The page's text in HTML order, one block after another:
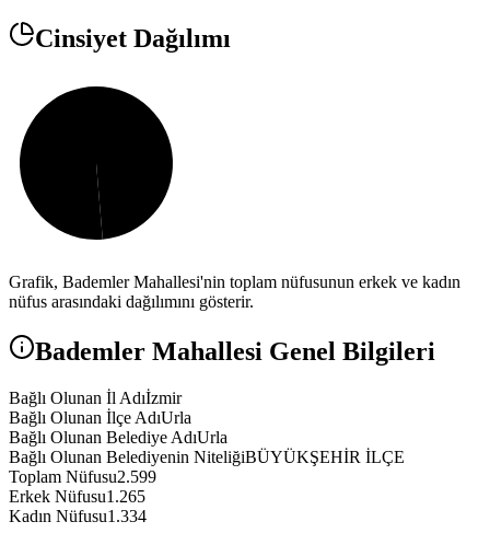
Cinsiyet Dağılımı
Grafik, BademlerMahallesi'nin toplam nüfusunun erkek ve kadın
nüfus arasındaki dağılımını gösterir.
Bademler Mahallesi Genel Bilgileri
Bağlı Olunan İl Adıİzmir
Bağlı Olunan İlçe AdıUrla
Bağlı Olunan Belediye AdıUrla
Bağlı Olunan Belediyenin NiteliğiBÜYÜKŞEHİR İLÇE
Toplam Nüfusu2.599
Erkek Nüfusu1.265
Kadın Nüfusu1.334